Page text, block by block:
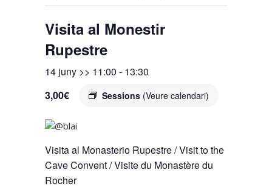
Visita al Monestir
Rupestre
14 juny >> 11:00 - 13:30
Sessions (Veure calendari)
3,00€
Visita al Monasterio Rupestre / Visit to the
Cave Convent / Visite du Monastère du
Rocher